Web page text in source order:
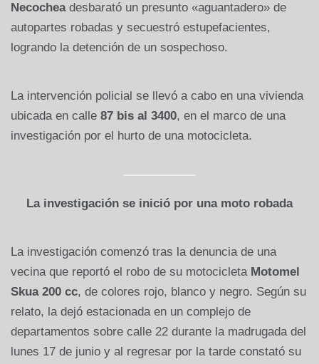
Necocheadesbarató un presunto «aguantadero» de
autopartes robadas y secuestró estupefacientes,
logrando la detención de un sospechoso.
La intervención policial se llevó a cabo en una vivienda
ubicada en calle 87 bis al 3400, en el marco de una
investigación por el hurto de una motocicleta.
La investigación se inició por una moto robada
La investigación comenzó tras la denuncia de una
vecina que reportó el robo de su motocicleta Motomel
Skua 200 cc, de colores rojo, blanco y negro. Según su
relato, la dejó estacionada en un complejo de
departamentos sobre calle 22 durante la madrugada del
lunes 17 de junio y al regresar por la tarde constató su